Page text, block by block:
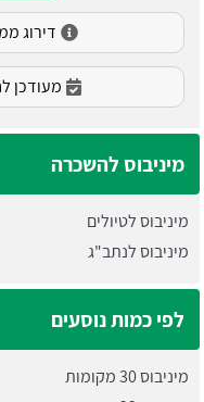
דירוג ממוצע 4.7 לפי
מעודכן
מיניבוס להשכרה
מיניבוס לטיולים
מיניבוס לנתב"ג
לפי כמות נוסעים
מיניבוס 30 מקומות